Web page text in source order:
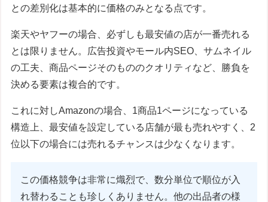
との差別化は基本的に価格のみとなる点です。
楽天やヤフーの場合、必ずしも最安値の店が一番売れる
とは限りません。広告投資やモール内SEO、サムネイル
の工夫、商品ページそのもののクオリティなど、勝負を
決める要素は複合的です。
これに対しAmazonの場合、1商品1ページになっている
構造上、最安値を設定している店舗が最も売れやすく、2
位以下の場合には売れるチャンスは少なくなります。
この価格競争は非常に熾烈で、数分単位で順位が入
れ替わることも珍しくありません。他の出品者の様